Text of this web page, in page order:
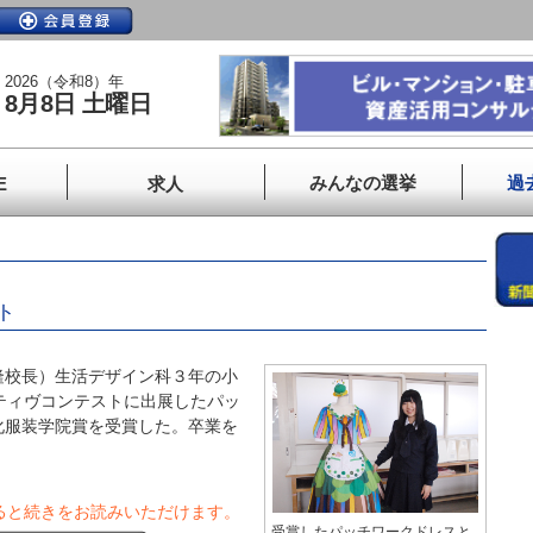
2026（令和8）年
8月8日 土曜日
求人 みんなの選挙 過
長）生活デザイン科３年の小
ヴコンテストに出展したパッ
装学院賞を受賞した。卒業を
続きをお読みいただけます。